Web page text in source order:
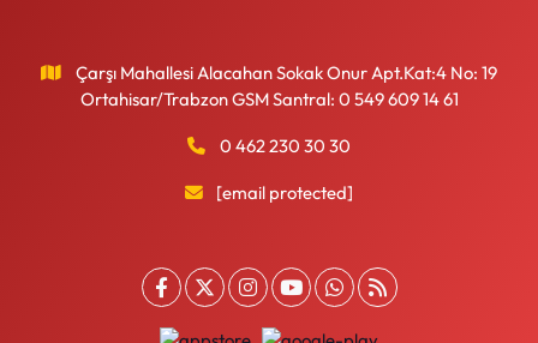
Çarşı Mahallesi Alacahan Sokak Onur Apt.Kat:4 No: 19
Ortahisar/Trabzon GSM Santral: 0 549 609 14 61
0 462 230 30 30
[email protected]